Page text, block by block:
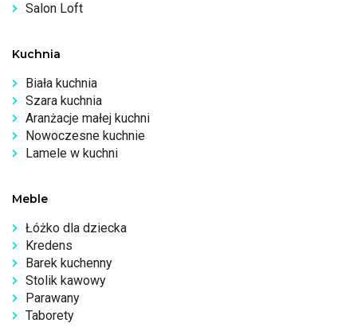
Salon Loft
Kuchnia
Biała kuchnia
Szara kuchnia
Aranżacje małej kuchni
Nowoczesne kuchnie
Lamele w kuchni
Meble
Łóżko dla dziecka
Kredens
Barek kuchenny
Stolik kawowy
Parawany
Taborety